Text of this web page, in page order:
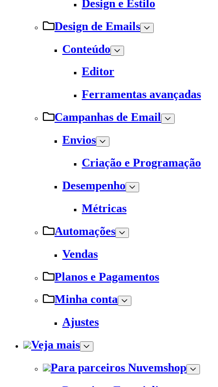
Design e Estilo
Design de Emails
Conteúdo
Editor
Ferramentas avançadas
Campanhas de Email
Envios
Criação e Programação
Desempenho
Métricas
Automações
Vendas
Planos e Pagamentos
Minha conta
Ajustes
Veja mais
Para parceiros Nuvemshop